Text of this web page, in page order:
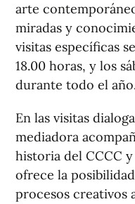
arte
miradas y
visitas específicas
18.00 horas, y los
durante todo el
En las visitas
mediadora
historia del CCCC
ofrece la
procesos creativos